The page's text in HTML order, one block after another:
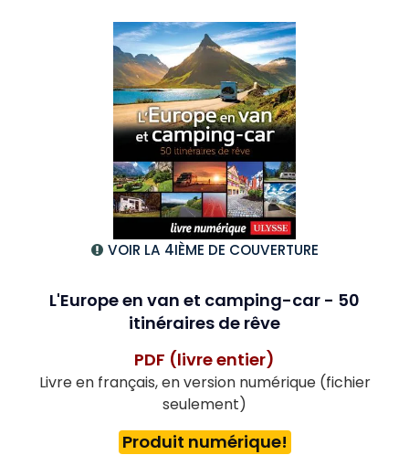
VOIR LA 4IÈME DE COUVERTURE
L'Europe en van et camping-car - 50
itinéraires de rêve
PDF (livre entier)
Livre en français, en version numérique (fichier
seulement)
Produit numérique!